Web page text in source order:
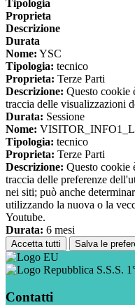
Tipologia
Proprieta
Descrizione
Durata
Nome: YSC
Tipologia: tecnico
Proprieta: Terze Parti
Descrizione: Questo cookie
traccia delle visualizzazioni
Durata: Sessione
Nome:
Tipologia: tecnico
Proprieta: Terze Parti
Descrizione: Questo cookie
traccia delle preferenze
nei siti; può anche
utilizzando la nuova o la
Youtube.
Durata: 6 mesi
Accetta tutti Salva le
S.S.S.
Contatti